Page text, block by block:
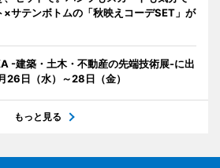
×サテンボトムの「秋映えコーデSET」が
-建築・土木・不動産の先端技術展-に出
日（水）～28日（金）
もっと見る